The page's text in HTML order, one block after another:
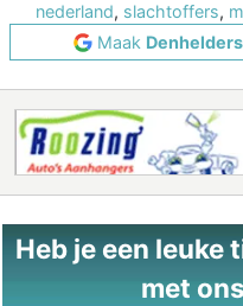
nederland, slachtoffers,
Maak
Heb je een leuke
met